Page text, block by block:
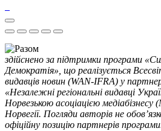
здійснено за підтримки програми
Демократія», що реалізується
видавців новин (WAN-IFRA) у
«Незалежні регіональні видавці
Норвезькою асоціацією
Норвегії. Погляди авторів не
офіційну позицію партнерів